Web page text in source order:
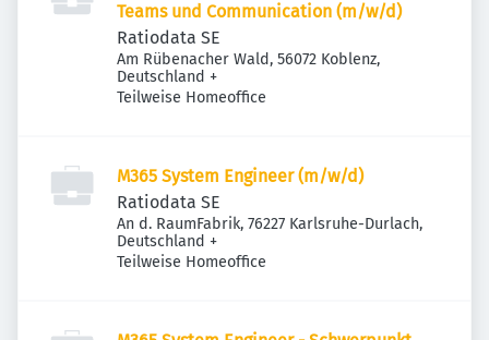
Teams und Communication (m/w/d)
Ratiodata SE
Am Rübenacher Wald, 56072 Koblenz,
Deutschland +
Teilweise Homeoffice
M365 System Engineer (m/w/d)
Ratiodata SE
An d. RaumFabrik, 76227 Karlsruhe-Durlach,
Deutschland +
Teilweise Homeoffice